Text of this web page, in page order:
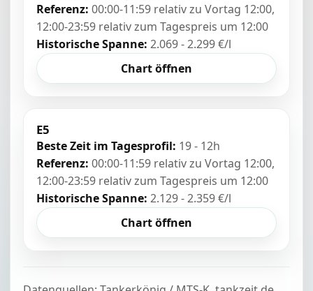
Referenz: 00:00-11:59 relativ zu Vortag 12:00,
12:00-23:59 relativ zum Tagespreis um 12:00
Historische Spanne: 2.069 - 2.299 €/l
Chart öffnen
E5
Beste Zeit im Tagesprofil: 19 - 12h
Referenz: 00:00-11:59 relativ zu Vortag 12:00,
12:00-23:59 relativ zum Tagespreis um 12:00
Historische Spanne: 2.129 - 2.359 €/l
Chart öffnen